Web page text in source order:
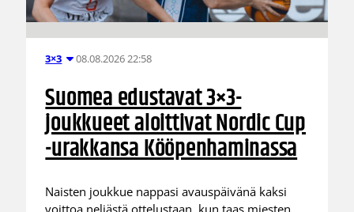
3×3 08.08.2026 22:58
Suomea edustavat 3×3-
joukkueet aloittivat Nordic Cup
-urakkansa Kööpenhaminassa
Naisten joukkue nappasi avauspäivänä kaksi
voittoa neljästä ottelustaan, kun taas miesten